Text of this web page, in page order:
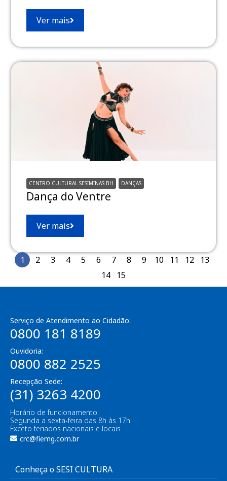
Ver mais
CENTRO CULTURAL SESIMINAS BH DANÇAS
Dança do Ventre
Ver mais
1 2 3 4 5 6 7 8 9 10 11 12
13
14
15
Serviço de Atendimento ao Cidadão:
0800 181 8189
Ouvidoria:
0800 882 2525
Recepção Sede:
(31) 3263 4200
Horário de funcionamento:
Segunda a sexta-feira das 8h às 17h
Exceto feriados nacionais e locais.
crc@fiemg.com.br
Conheça o SESI CULTURA